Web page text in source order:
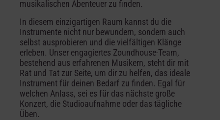
musikalischen Abenteuer zu finden.
In diesem einzigartigen Raum kannst du die
Instrumente nicht nur bewundern, sondern auch
selbst ausprobieren und die vielfältigen Klänge
erleben. Unser engagiertes Zoundhouse-Team,
bestehend aus erfahrenen Musikern, steht dir mit
Rat und Tat zur Seite, um dir zu helfen, das ideale
Instrument für deinen Bedarf zu finden. Egal für
welchen Anlass, sei es für das nächste große
Konzert, die Studioaufnahme oder das tägliche
Üben.